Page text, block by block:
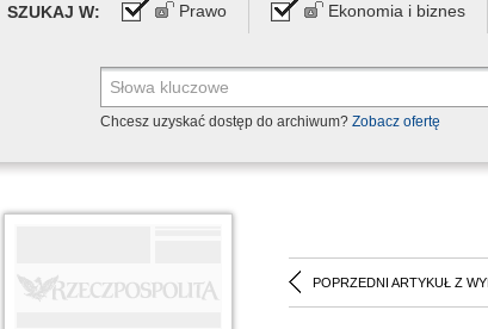
SZUKAJ W: Prawo Ekonomia i biznes
Chcesz uzyskać dostęp do archiwum? Zobacz ofertę
POPRZEDNI ARTYKUŁ Z